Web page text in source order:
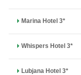
Marina Hotel 3*
Whispers Hotel 3*
Lubjana Hotel 3*